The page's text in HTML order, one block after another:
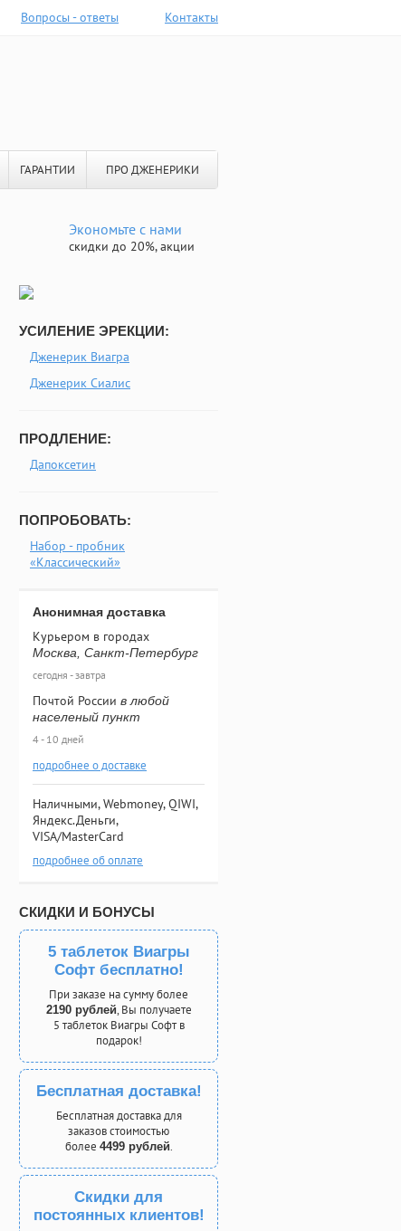
Вопросы - ответы Контакты
ГАРАНТИИ ПРО ДЖЕНЕРИКИ
Экономьте с нами
скидки до 20%, акции
УСИЛЕНИЕ ЭРЕКЦИИ:
Дженерик Виагра
Дженерик Сиалис
ПРОДЛЕНИЕ:
Дапоксетин
ПОПРОБОВАТЬ:
Набор - пробник
«Классический»
Анонимная доставка
Курьером в городах
Москва, Санкт-Петербург
сегодня - завтра
Почтой России в любой
населеный пункт
4 - 10 дней
подробнее о доставке
Наличными, Webmoney, QIWI,
Яндекс.Деньги,
VISA/MasterCard
подробнее об оплате
СКИДКИ И БОНУСЫ
5 таблеток Виагры
Софт бесплатно!
При заказе на сумму более
2190 рублей, Вы получаете
5 таблеток Виагры Софт в
подарок!
Бесплатная доставка!
Бесплатная доставка для
заказов стоимостью
более 4499 рублей.
Скидки для
постоянных клиентов!